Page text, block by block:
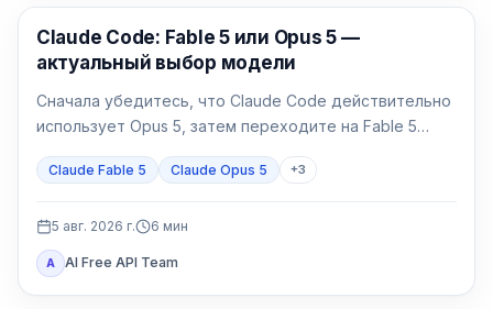
Claude Code
Claude Code: Fable 5 или Opus 5 —
актуальный выбор модели
Сначала убедитесь, что Claude Code действительно
использует Opus 5, затем переходите на Fable 5
Claude Fable 5 Claude Opus 5 +3
5 авг. 2026 г. 6 мин
A AI Free API Team